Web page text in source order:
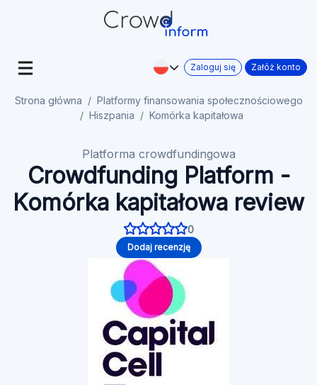
Zaloguj się Załóż konto
Strona główna
Platformy finansowania społecznościowego
Hiszpania
Komórka kapitałowa
Platforma crowdfundingowa
Crowdfunding Platform -
Komórka kapitałowa review
0
Dodaj recenzję